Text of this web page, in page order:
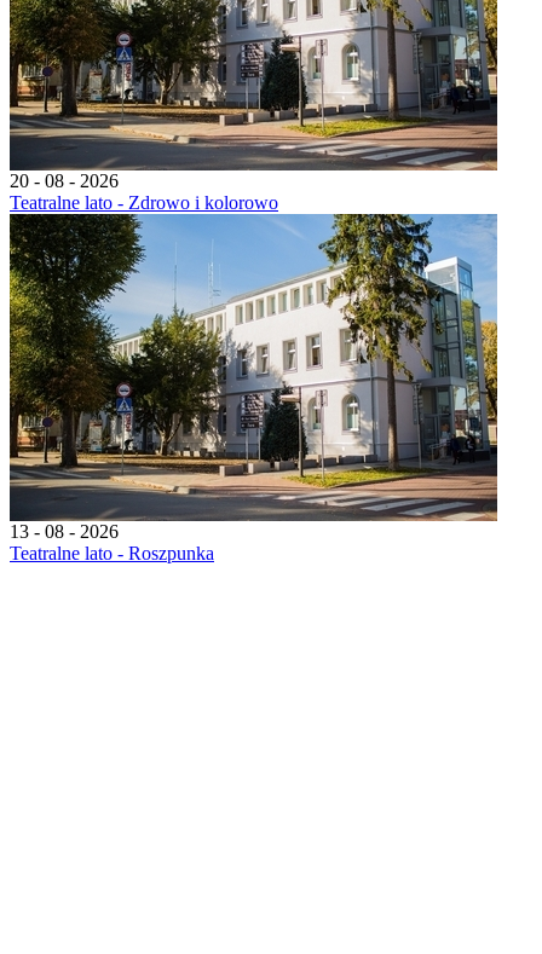
20 - 08 - 2026
Teatralne lato - Zdrowo i kolorowo
13 - 08 - 2026
Teatralne lato - Roszpunka